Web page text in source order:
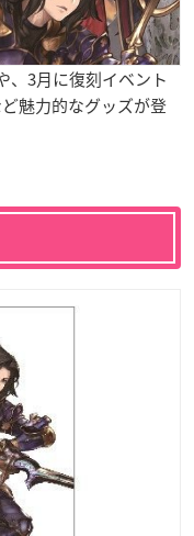
、3月に復刻イベント
魅力的なグッズが登